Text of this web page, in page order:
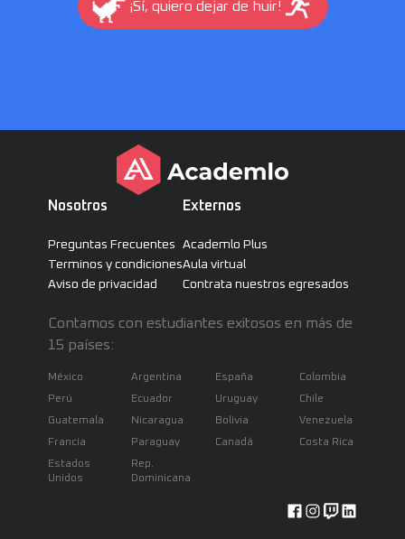
¡Sí, quiero dejar de huir!
Nosotros
Preguntas Frecuentes
Terminos y condiciones
Aviso de privacidad
Externos
Academlo Plus
Aula virtual
Contrata nuestros egresados
Contamos con estudiantes exitosos en más de
15 países:
México Argentina España
Colombia
Perú
Ecuador Uruguay
Chile
Guatemala
Nicaragua Bolivia
Venezuela
Francia
Paraguay Canadá
Costa Rica
Estados
Unidos
Rep.
Dominicana